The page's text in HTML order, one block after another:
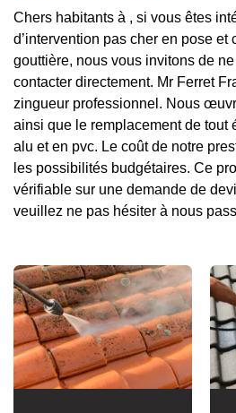
Chers habitants à , si vous êtes
d’intervention pas cher en pose et
gouttière, nous vous invitons de
contacter directement. Mr Ferret
zingueur professionnel. Nous
ainsi que le remplacement de tout
alu et en pvc. Le coût de notre
les possibilités budgétaires. Ce
vérifiable sur une demande de
veuillez ne pas hésiter à nous